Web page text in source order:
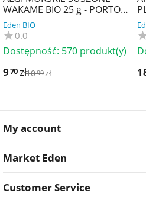
WAKAME BIO 25 g - PORTO
MUINOS
Eden BIO
0.0
Dostępność: 570 produkt(y)
970zł1099zł
My account
Market Eden
Customer Service